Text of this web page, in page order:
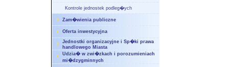
Kontrole jednostek podleg�ych
Zam�wienia publiczne
Oferta inwestycyjna
Jednostki organizacyjne i Sp�ki prawa
handlowego Miasta
Udzia� w zwi�zkach i porozumieniach
mi�dzygminnych